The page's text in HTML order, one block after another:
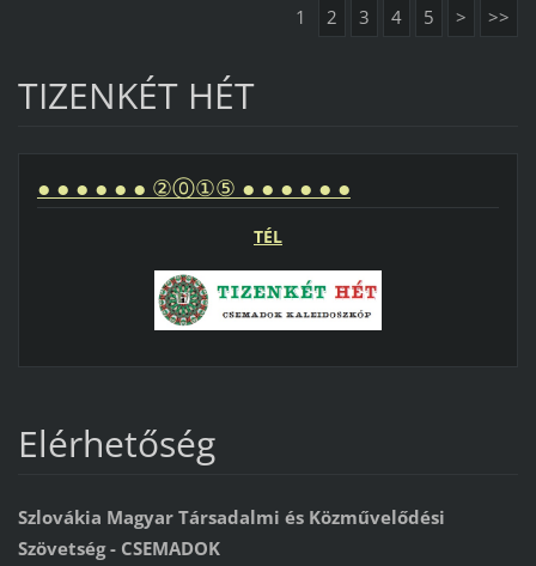
1 2 3 4 5 > >>
TIZENKÉT HÉT
● ● ● ● ● ● ②⓪①⑤ ● ● ● ● ● ●
TÉL
Elérhetőség
Szlovákia Magyar Társadalmi és Közművelődési
Szövetség - CSEMADOK